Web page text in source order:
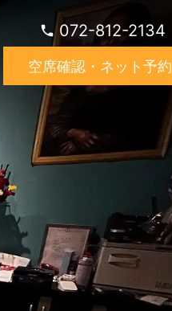
072-812-2134
空席確認・ネット予約